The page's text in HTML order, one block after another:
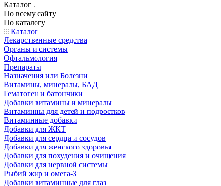
Каталог
По всему сайту
По каталогу
Каталог
Лекарственные средства
Органы и системы
Офтальмология
Препараты
Назначения или Болезни
Витамины, минералы, БАД
Гематоген и батончики
Добавки витамины и минералы
Витаминны для детей и подростков
Витаминные добавки
Добавки для ЖКТ
Добавки для сердца и сосудов
Добавки для женского здоровья
Добавки для похудения и очищения
Добавки для нервной системы
Рыбий жир и омега-3
Добавки витаминные для глаз